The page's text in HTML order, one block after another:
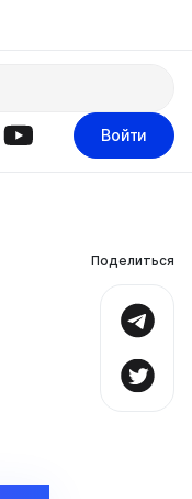
Войти
Поделиться